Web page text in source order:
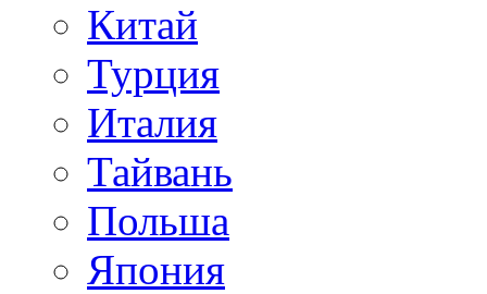
Китай
Турция
Италия
Тайвань
Польша
Япония